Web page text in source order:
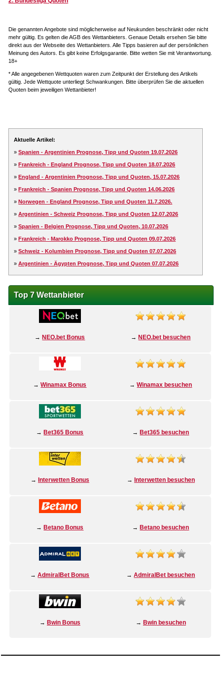
Die genannten Angebote sind möglicherweise auf Neukunden beschränkt oder nicht
mehr gültig. Es gelten die AGB des Wettanbieters. Genaue Details ersehen Sie bitte
direkt aus der Webseite des Wettanbieters. Alle Tipps basieren auf der persönlichen
Meinung des Autors. Es gibt keine Erfolgsgarantie. Bitte wetten Sie mit Verantwortung.
18+
* Alle angegebenen Wettquoten waren zum Zeitpunkt der Erstellung des Artikels
gültig. Jede Wettquote unterliegt Schwankungen. Bitte überprüfen Sie die aktuellen
Quoten beim jeweiligen Wettanbieter!
Aktuelle Artikel:
»Spanien - Argentinien Prognose, Tipp und Quoten 19.07.2026
» Frankreich - England Prognose, Tipp und Quoten 18.07.2026
» England - Argentinien Prognose, Tipp und Quoten, 15.07.2026
» Frankreich - Spanien Prognose, Tipp und Quoten 14.06.2026
» Norwegen - England Prognose, Tipp und Quoten 11.7.2026.
»Argentinien - Schweiz Prognose, Tipp und Quoten 12.07.2026
»Spanien - Belgien Prognose, Tipp und Quoten, 10.07.2026
» Frankreich - Marokko Prognose, Tipp und Quoten 09.07.2026
»Schweiz - Kolumbien Prognose, Tipp und Quoten 07.07.2026
»Argentinien - Ägypten Prognose, Tipp und Quoten 07.07.2026
Top 7 Wettanbieter
→ NEO.bet Bonus → NEO.bet besuchen
→Winamax Bonus →Winamax besuchen
→ Bet365 Bonus → Bet365 besuchen
→ Interwetten Bonus → Interwetten besuchen
→ Betano Bonus → Betano besuchen
→AdmiralBet Bonus →AdmiralBet besuchen
→ Bwin Bonus → Bwin besuchen